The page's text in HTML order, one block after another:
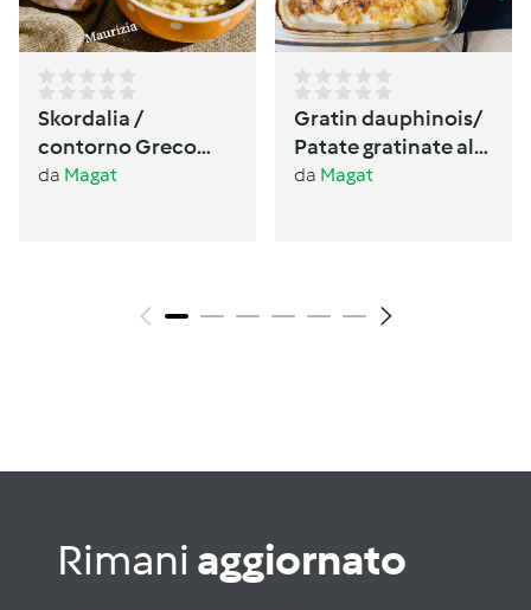
Skordalia /
contorno Greco
🇬🇷 senza glutine,
da Magat
Gratin dauphinois/
Patate gratinate alla
Francese
da Magat
Rimani aggiornato